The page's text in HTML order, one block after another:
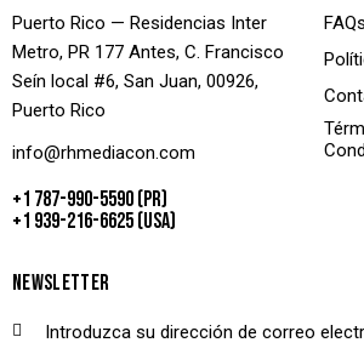
Puerto Rico — Residencias Inter
Metro, PR 177 Antes, C. Francisco
Seín local #6, San Juan, 00926,
Puerto Rico
info@rhmediacon.com
+1 787-990-5590 (PR)
+1 939-216-6625 (USA)
FAQs
NEWSLETTER